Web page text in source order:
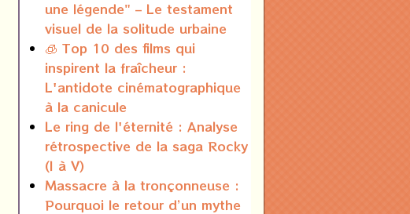
une légende" – Le testament
visuel de la solitude urbaine
🧊 Top 10 des films qui
inspirent la fraîcheur :
L'antidote cinématographique
à la canicule
Le ring de l'éternité : Analyse
rétrospective de la saga Rocky
(I à V)
Massacre à la tronçonneuse :
Pourquoi le retour d’un mythe